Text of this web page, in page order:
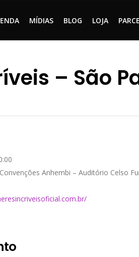
MÍDIAS BLOG LOJA
– São
Anhembi – Auditório Celso